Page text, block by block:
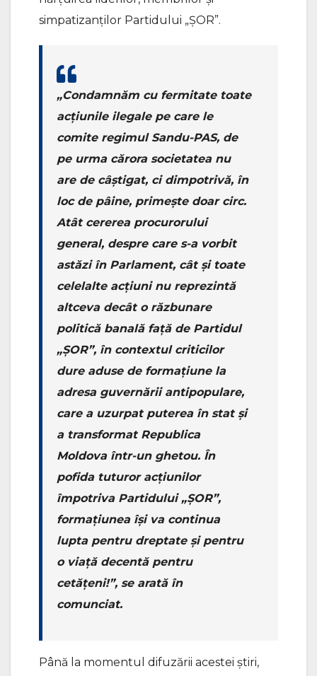
simpatizanților Partidului „ȘOR”.
„Condamnăm cu fermitate toate
acțiunile ilegale pe care le
comite regimul Sandu-PAS, de
pe urma cărora societatea nu
are de câștigat, ci dimpotrivă, în
loc de pâine, primește doar circ.
Atât cererea procurorului
general, despre care s-a vorbit
astăzi în Parlament, cât și toate
celelalte acțiuni nu reprezintă
altceva decât o răzbunare
politică banală față de Partidul
„ȘOR”, în contextul criticilor
dure aduse de formațiune la
adresa guvernării antipopulare,
care a uzurpat puterea în stat și
a transformat Republica
Moldova într-un ghetou. În
pofida tuturor acțiunilor
împotriva Partidului „ȘOR”,
formațiunea își va continua
lupta pentru dreptate și pentru
o viață decentă pentru
cetățeni!”, se arată în
comunciat.
Până la momentul difuzării acestei știri,